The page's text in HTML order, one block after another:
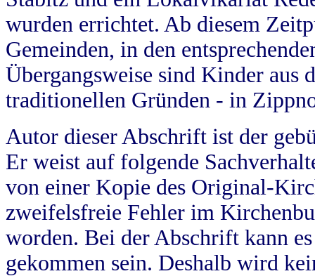
wurden errichtet. Ab diesem
Gemeinden, in den
Übergangsweise sind Kinder aus
traditionellen Gründen - in
Autor dieser Abschrift ist der
Er weist auf folgende
von einer Kopie des Original-
zweifelsfreie Fehler im
worden. Bei der Abschrift kann
gekommen sein. Deshalb wird